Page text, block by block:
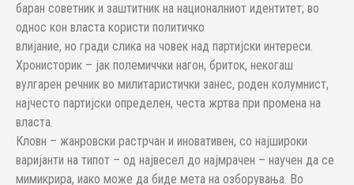
баран советник и заштитник на националниот идентитет; во
однос кон власта користи политичко
влијание, но гради слика на човек над партијски интереси.
Хронисторик – јак полемиччки нагон, бриток, некогаш
вулгарен речник во милитаристички занес, роден колумнист,
најчесто партијски определен, честа жртва при промена на
власта.
Кловн – жанровски растрчан и иновативен, со најшироки
варијанти на типот – од највесел до најмрачен – научен да се
мимикрира, иако може да биде мета на озборувања. Во